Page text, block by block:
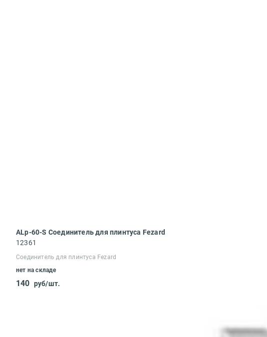
ALp-60-S Соединитель для плинтуса Fezard
12361
Соединитель для плинтуса Fezard
нет на складе
140 руб/шт.